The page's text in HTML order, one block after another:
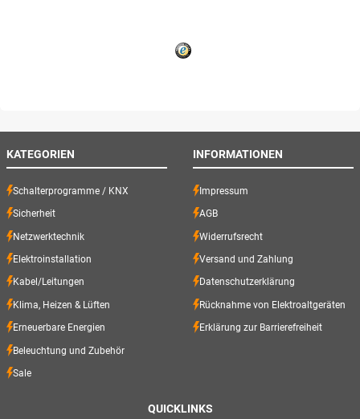
KATEGORIEN
Schalterprogramme / KNX
Sicherheit
Netzwerktechnik
Elektroinstallation
Kabel/Leitungen
Klima, Heizen & Lüften
Erneuerbare Energien
Beleuchtung und Zubehör
Sale
INFORMATIONEN
Impressum
AGB
Widerrufsrecht
Versand und Zahlung
Datenschutzerklärung
Rücknahme von Elektroaltgeräten
Erklärung zur Barrierefreiheit
QUICKLINKS